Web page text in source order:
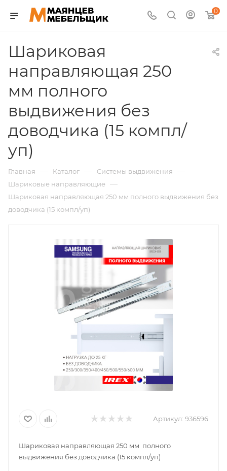
0
Шариковая
направляющая 250
мм полного
выдвижения без
доводчика (15 компл/
уп)
Главная — Каталог — Системы выдвижения —
Шариковые направляющие —
Шариковая направляющая 250 мм полного выдвижения без
доводчика (15 компл/уп)
Артикул: 936596
Шариковая направляющая 250 мм полного
выдвижения без доводчика (15 компл/уп)